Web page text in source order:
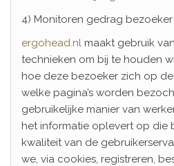
4) Monitoren gedrag bezoeker
ergohead.nl maakt gebruik
technieken om bij te houden
hoe deze bezoeker zich op
welke pagina’s worden
gebruikelijke manier van
het informatie oplevert op die
kwaliteit van de
we, via cookies, registreren,